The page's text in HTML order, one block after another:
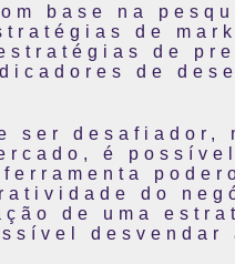
base na
de
de
de
desafiador,
é
do
de uma
desvendar